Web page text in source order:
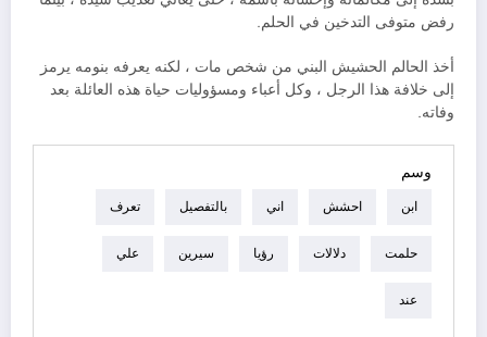
رفض متوفى التدخين في الحلم.
أخذ الحالم الحشيش البني من شخص مات ، لكنه يعرفه بنومه يرمز
إلى خلافة هذا الرجل ، وكل أعباء ومسؤوليات حياة هذه العائلة بعد
وفاته.
وسم
ابن احشش اني بالتفصيل تعرف
حلمت دلالات رؤيا سيرين علي
عند